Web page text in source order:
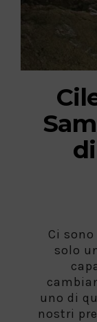
Ci
solo
uno di
nostri